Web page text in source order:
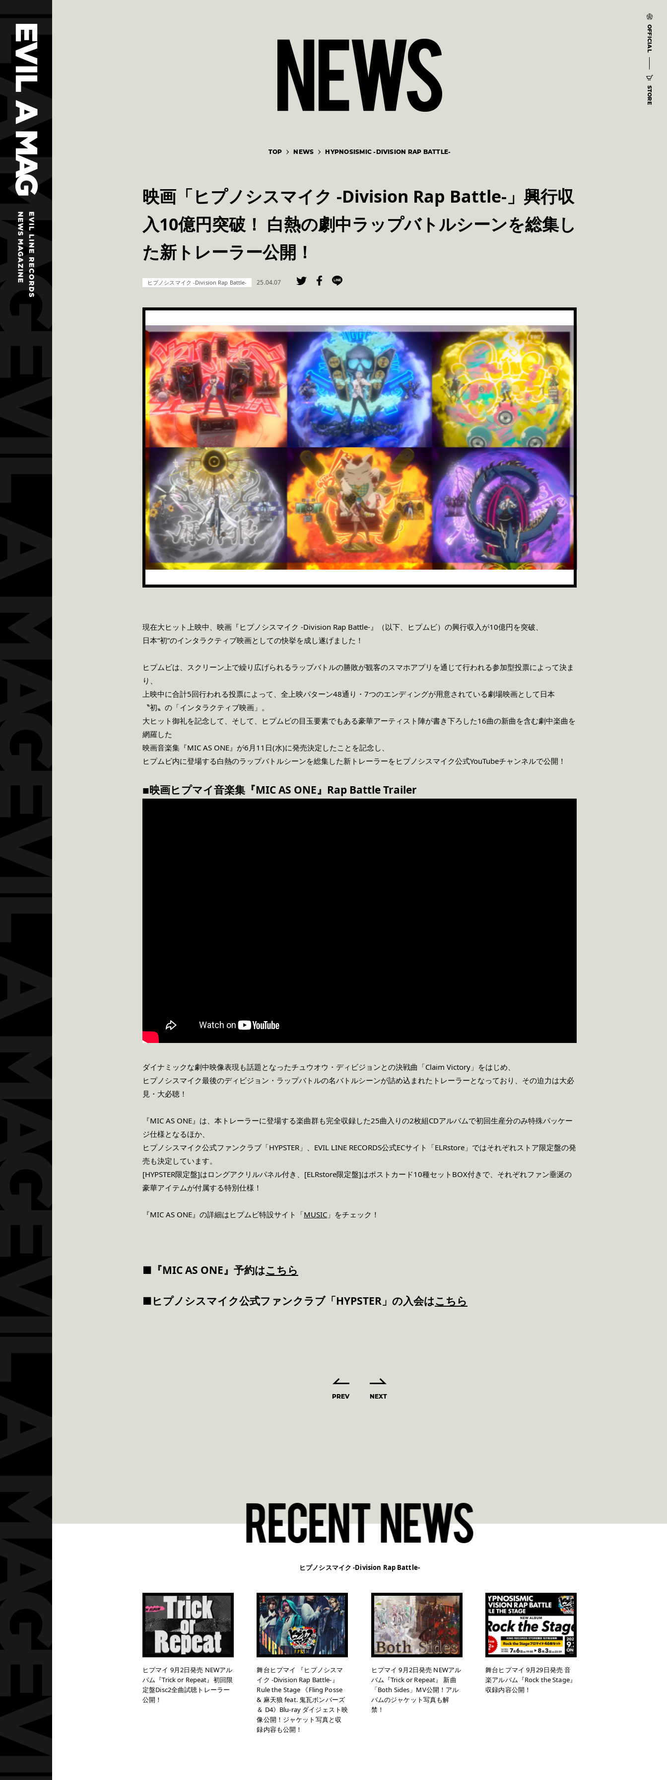
OFFICIAL
STORE
TOP NEWS HYPNOSISMIC -DIVISION RAP BATTLE-
映画「ヒプノシスマイク -Division Rap Battle-」興行収
入10億円突破！ 白熱の劇中ラップバトルシーンを総集し
た新トレーラー公開！
ヒプノシスマイク -Division Rap Battle- 25.04.07
現在大ヒット上映中、映画『ヒプノシスマイク -Division Rap Battle-』（以下、ヒプムビ）の興行収入が10億円を突破、
日本“初”のインタラクティブ映画としての快挙を成し遂げました！
ヒプムビは、スクリーン上で繰り広げられるラップバトルの勝敗が観客のスマホアプリを通じて行われる参加型投票によって決ま
り、
上映中に合計5回行われる投票によって、全上映パターン48通り・7つのエンディングが用意されている劇場映画として日本
〝初〟の「インタラクティブ映画」。
大ヒット御礼を記念して、そして、ヒプムビの目玉要素でもある豪華アーティスト陣が書き下ろした16曲の新曲を含む劇中楽曲を
網羅した
映画音楽集『MIC AS ONE』が6月11日(水)に発売決定したことを記念し、
ヒプムビ内に登場する白熱のラップバトルシーンを総集した新トレーラーをヒプノシスマイク公式YouTubeチャンネルで公開！
■映画ヒプマイ音楽集『MIC AS ONE』Rap Battle Trailer
ダイナミックな劇中映像表現も話題となったチュウオウ・ディビジョンとの決戦曲「Claim Victory」をはじめ、
ヒプノシスマイク最後のディビジョン・ラップバトルの名バトルシーンが詰め込まれたトレーラーとなっており、その迫力は大必
見・大必聴！
『MIC AS ONE』は、本トレーラーに登場する楽曲群も完全収録した25曲入りの2枚組CDアルバムで初回生産分のみ特殊パッケー
ジ仕様となるほか、
ヒプノシスマイク公式ファンクラブ「HYPSTER」、EVIL LINE RECORDS公式ECサイト「ELRstore」ではそれぞれストア限定盤の発
売も決定しています。
[HYPSTER限定盤]はロングアクリルパネル付き、[ELRstore限定盤]はポストカード10種セットBOX付きで、それぞれファン垂涎の
豪華アイテムが付属する特別仕様！
『MIC AS ONE』の詳細はヒプムビ特設サイト「MUSIC 」をチェック！
■『MIC AS ONE』予約はこちら
■ヒプノシスマイク公式ファンクラブ「HYPSTER」の入会はこちら
PREV NEXT
ヒプノシスマイク -Division Rap Battle-
ヒプマイ 9月2日発売 NEWアル
バム『Trick or Repeat』初回限
定盤Disc2全曲試聴トレーラー
公開！
舞台ヒプマイ 『ヒプノシスマ
イク -Division Rap Battle-』
Rule the Stage 《Fling Posse
& 麻天狼 feat. 鬼瓦ボンバーズ
＆ D4》Blu-ray ダイジェスト映
像公開！ジャケット写真と収
録内容も公開！
ヒプマイ 9月2日発売 NEWアル
バム『Trick or Repeat』 新曲
「Both Sides」MV公開！アル
バムのジャケット写真も解
禁！
舞台ヒプマイ 9月29日発売 音
楽アルバム『Rock the Stage』
収録内容公開！